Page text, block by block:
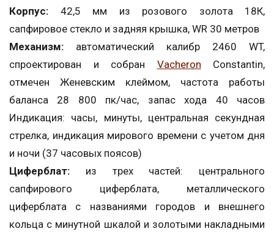
Корпус: 42,5 мм из розового золота 18К,
сапфировое стекло и задняя крышка, WR 30 метров
Механизм: автоматический калибр 2460 WT,
спроектирован и собран Vacheron Constantin,
отмечен Женевским клеймом, частота работы
баланса 28 800 пк/час, запас хода 40 часов
Индикация: часы, минуты, центральная секундная
стрелка, индикация мирового времени с учетом дня
и ночи (37 часовых поясов)
Циферблат: из трех частей: центрального
сапфирового циферблата, металлического
циферблата с названиями городов и внешнего
кольца с минутной шкалой и золотыми накладными